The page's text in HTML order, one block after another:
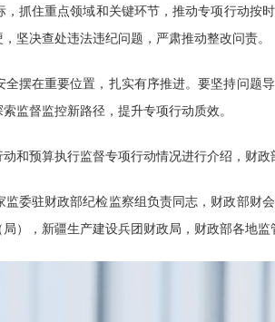
抓住重点领域和关键环节，推动专项行动按
坚决查处违法违纪问题，严肃推动整改问责。
摆在重要位置，扎实有序推进。要坚持问题
监督监控新路径，提升专项行动质效。
和预算执行监督专项行动情况进行介绍，财
委驻财政部纪检监察组负责同志，财政部财
），新疆生产建设兵团财政局，财政部各地监